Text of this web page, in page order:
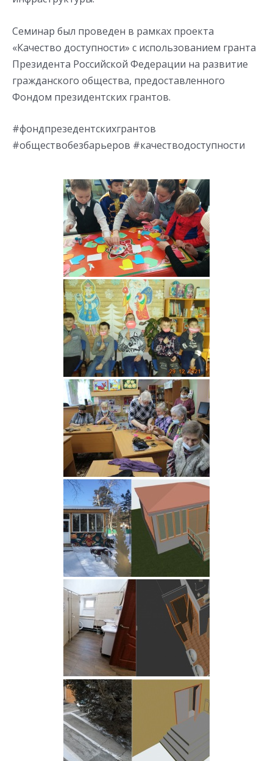
Семинар был проведен в рамках проекта
«Качество доступности» с использованием гранта
Президента Российской Федерации на развитие
гражданского общества, предоставленного
Фондом президентских грантов.
#фондпрезедентскихгрантов
#обществобезбарьеров #качестводоступности